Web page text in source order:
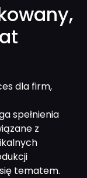
dla firm,
spełnienia
z
tematem.